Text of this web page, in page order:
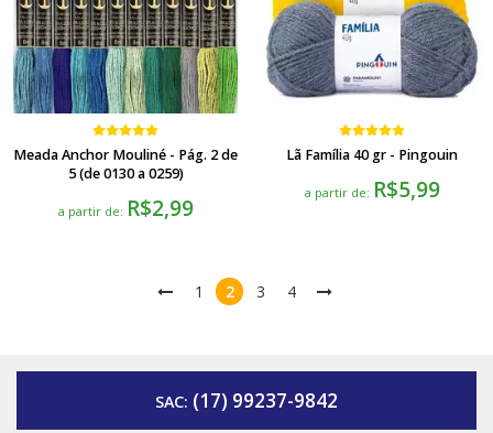
Meada Anchor Mouliné - Pág. 2 de
5 (de 0130 a 0259)
a partir de: R$2,99
Lã Família 40 gr - Pingouin
a partir de: R$5,99
1 2 3 4
SAC: (17) 99237-9842